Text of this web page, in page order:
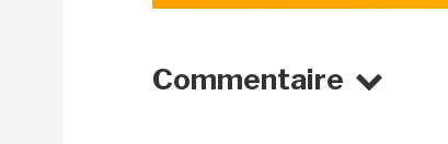
Commentaire